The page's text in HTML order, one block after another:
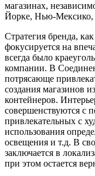
магазинах,
Йорке, Нью-
Стратегия бренда,
фокусируется на
всегда было
компании. В
потрясающе
создания магазинов
контейнеров.
совершенствуются с
привлекательных с
использования
освещения и т.д. В
заключается в
при этом остается